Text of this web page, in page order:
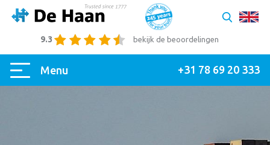
bekijk de beoordelingen
9.3
Menu +31 78 69 20 333